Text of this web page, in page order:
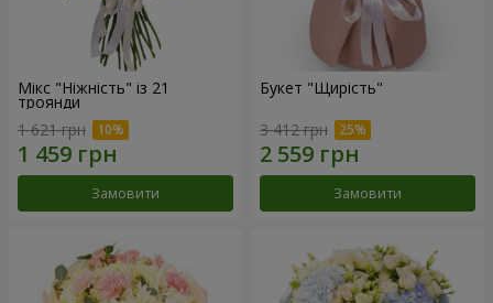
Мікс "Ніжність" із 21
троянди
1 621 грн
Замовити
Букет "Щирість"
3 412 грн
Замовити